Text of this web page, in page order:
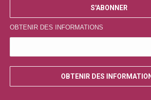
OBTENIR DES INFORMATIONS